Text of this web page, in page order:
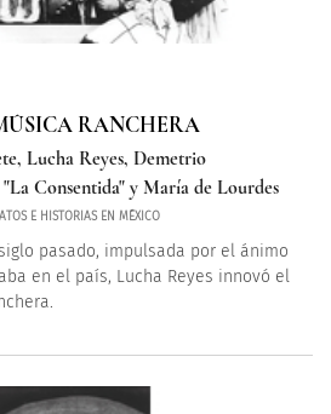
RANCHERA
Lucha Reyes, Demetrio
Consentida" y María de Lourdes
E HISTORIAS EN MÉXICO
pasado, impulsada por el ánimo
en el país, Lucha Reyes innovó el